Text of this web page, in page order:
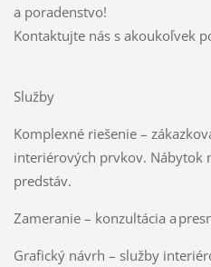
a poradenstvo!
Kontaktujte nás s akoukoľvek
Služby
Komplexné riešenie –
interiérových prvkov. Nábytok
predstáv.
Zameranie – konzultácia a
Grafický návrh – služby